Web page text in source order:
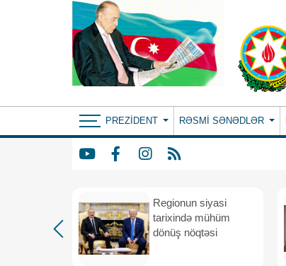
PREZIDENT RƏSMI SƏNƏDLƏR
Regionun siyasi
tarixində mühüm
dönüş nöqtəsi